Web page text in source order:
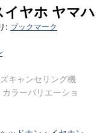
ヤホ ヤマハ
: ブックマーク
キャンセリング機
ラーバリエーショ